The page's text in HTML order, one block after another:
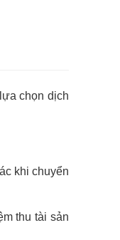
chọn dịch
khi chuyển
thu tài sản